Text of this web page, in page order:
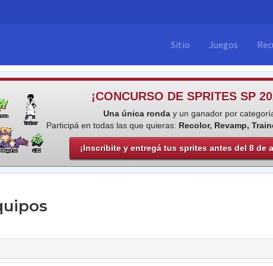
Sitio Juegos
¡CONCURSO DE SPRITES SP
Una única ronday un ganador por
Participá en todas las que quieras: Recolor, Revamp,
¡Inscribite y entregá tus sprites antes del 8 de